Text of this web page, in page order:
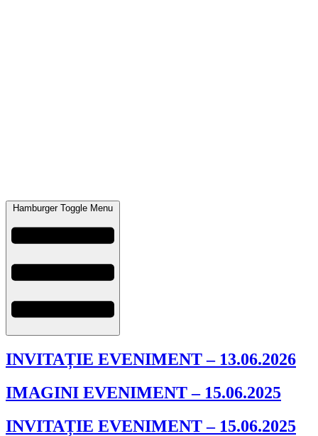
Hamburger Toggle Menu
INVITAȚIE EVENIMENT – 13.06.2026
IMAGINI EVENIMENT – 15.06.2025
INVITAȚIE EVENIMENT – 15.06.2025